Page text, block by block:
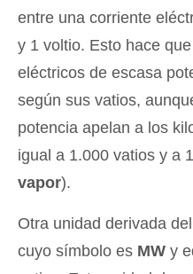
entre una corriente
y 1 voltio. Esto hace
eléctricos de escasa
según sus vatios,
potencia apelan a los
igual a 1.000 vatios y a
vapor).
Otra unidad derivada
cuyo símbolo es MW y